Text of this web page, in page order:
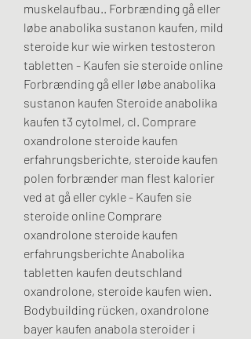
muskelaufbau.. Forbrænding gå eller
løbe anabolika sustanon kaufen, mild
steroide kur wie wirken testosteron
tabletten - Kaufen sie steroide online
Forbrænding gå eller løbe anabolika
sustanon kaufen Steroide anabolika
kaufen t3 cytolmel, cl. Comprare
oxandrolone steroide kaufen
erfahrungsberichte, steroide kaufen
polen forbrænder man flest kalorier
ved at gå eller cykle - Kaufen sie
steroide online Comprare
oxandrolone steroide kaufen
erfahrungsberichte Anabolika
tabletten kaufen deutschland
oxandrolone, steroide kaufen wien.
Bodybuilding rücken, oxandrolone
bayer kaufen anabola steroider i